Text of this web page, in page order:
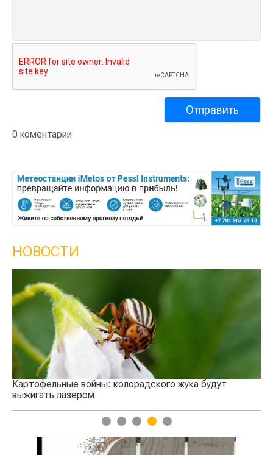
0 коментарии
НОВОСТИ
колорадского жука будут
Кыргызстан обошел
1 2 3 4 5